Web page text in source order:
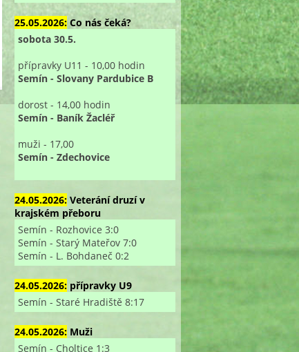
25.05.2026: Co nás čeká?
sobota 30.5.
přípravky U11 - 10,00 hodin
Semín - Slovany Pardubice B
dorost - 14,00 hodin
Semín - Baník Žacléř
muži - 17,00
Semín - Zdechovice
24.05.2026: Veterání druzí v
krajském přeboru
Semín - Rozhovice 3:0
Semín - Starý Mateřov 7:0
Semín - L. Bohdaneč 0:2
24.05.2026: přípravky U9
Semín - Staré Hradiště 8:17
24.05.2026: Muži
Semín - Choltice 1:3